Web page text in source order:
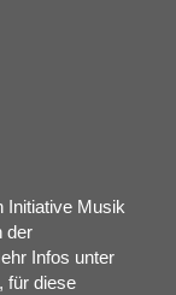
Initiative Musik
der
Infos unter
für diese